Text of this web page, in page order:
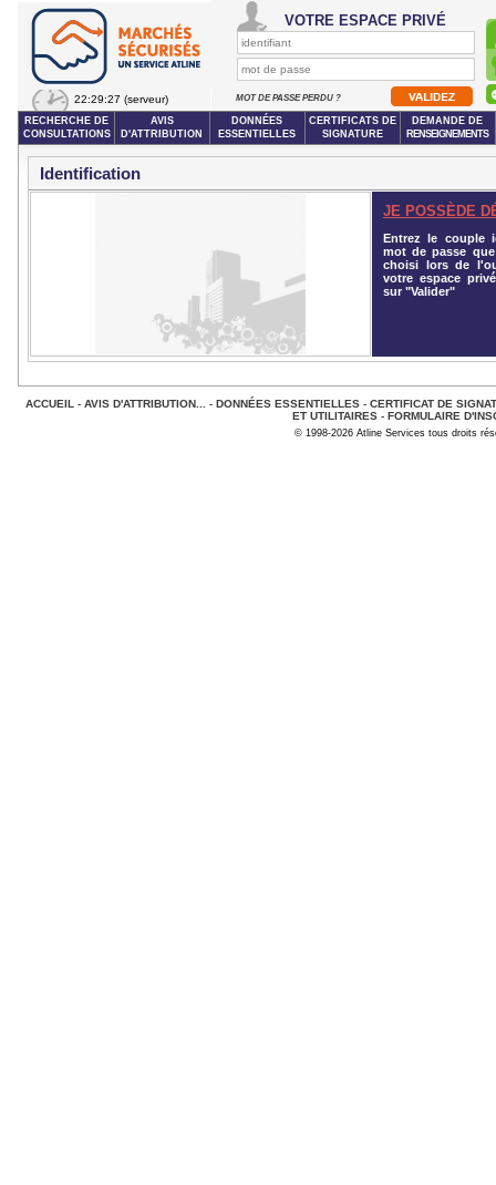
22:29:27 (serveur)
VOTRE ESPACE PRIVÉ
MOT DE PASSE PERDU ?
RECHERCHE DE
CONSULTATIONS
AVIS
D'ATTRIBUTION
DONNÉES
ESSENTIELLES
CERTIFICATS DE
SIGNATURE
DEMANDE DE
RENSEIGNEMENTS
Identification
JE POSSÈDE
Entrez le couple
mot de passe
choisi lors de
votre espace
sur "Valider"
ACCUEIL - AVIS D'ATTRIBUTION... - DONNÉES ESSENTIELLES- CERTIFICAT DE
ET UTILITAIRES - FORMULAIRE
© 1998-2026 Atline Services tous droits